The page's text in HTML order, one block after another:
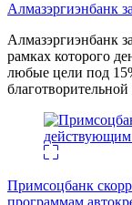
Алмазэргиэнбанк
Алмазэргиэнбанк
рамках которого
любые цели под
Примсоцбанк